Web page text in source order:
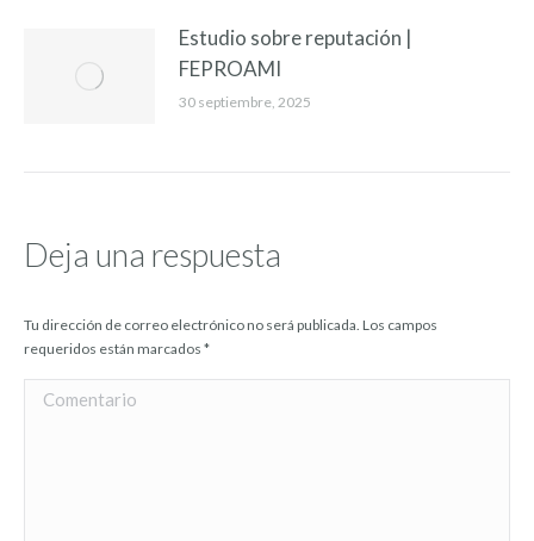
Estudio sobre reputación |
FEPROAMI
30 septiembre, 2025
Deja una respuesta
Tu dirección de correo electrónico no será publicada. Los campos
requeridos están marcados *
Comentario